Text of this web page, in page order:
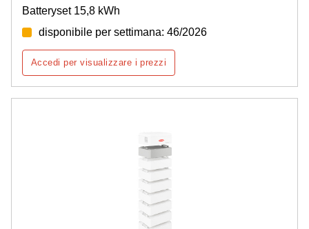
Batteryset 15,8 kWh
disponibile per settimana: 46/2026
Accedi per visualizzare i prezzi